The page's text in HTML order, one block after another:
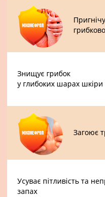
Знищує грибок
у глибоких шарах шкіри
Загоює
Усуває пітливість та
запах